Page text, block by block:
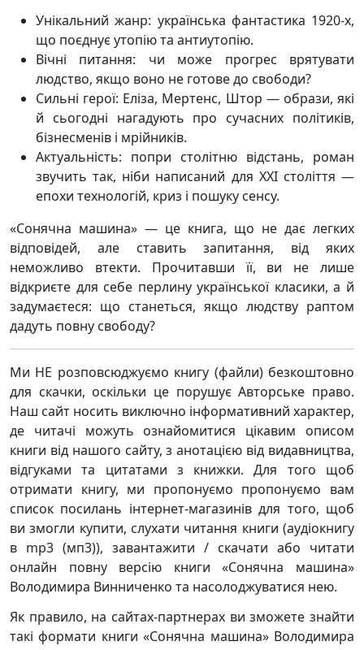
Унікальний жанр: українська фантастика 1920-х,
що поєднує утопію та антиутопію.
Вічні питання: чи може прогрес врятувати
людство, якщо воно не готове до свободи?
Сильні герої: Еліза, Мертенс, Штор — образи, які
й сьогодні нагадують про сучасних політиків,
бізнесменів і мрійників.
Актуальність: попри столітню відстань, роман
звучить так, ніби написаний для XXI століття —
епохи технологій, криз і пошуку сенсу.
«Сонячна машина» — це книга, що не дає легких
відповідей, але ставить запитання, від яких
неможливо втекти. Прочитавши її, ви не лише
відкриєте для себе перлину української класики, а й
задумаєтеся: що станеться, якщо людству раптом
дадуть повну свободу?
Ми НЕ розповсюджуємо книгу (файли) безкоштовно
для скачки, оскільки це порушує Авторське право.
Наш сайт носить виключно інформативний характер,
де читачі можуть ознайомитися цікавим описом
книги від нашого сайту, з анотацією від видавництва,
відгуками та цитатами з книжки. Для того щоб
отримати книгу, ми пропонуємо пропонуємо вам
список посилань інтернет-магазинів для того, щоб
ви змогли купити, слухати читання книги (аудіокнигу
в mp3 (мп3)), завантажити / скачати або читати
онлайн повну версію книги «Сонячна машина»
Володимира Винниченко та насолоджуватися нею.
Як правило, на сайтах-партнерах ви зможете знайти
такі формати книги «Сонячна машина» Володимира